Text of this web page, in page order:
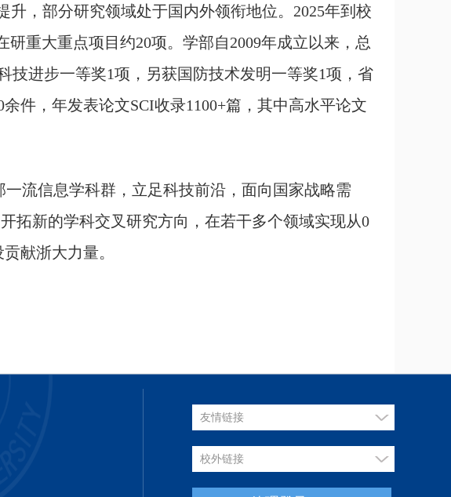
升，部分研究领域处于国内外领衔地位。 2025年到校
研重大重点项目约20项。 学部自2009年成立以来，总
技进步一等奖1项，另获国防技术发明一等奖1项，省
件， 年发表论文SCI收录1100+篇，其中高水平论文
流信息学科群，立足科技前沿，面向国家战略需
拓新的学科交叉研究方向，在若干多个领域实现从0
献浙大力量。
友情链接
校外链接